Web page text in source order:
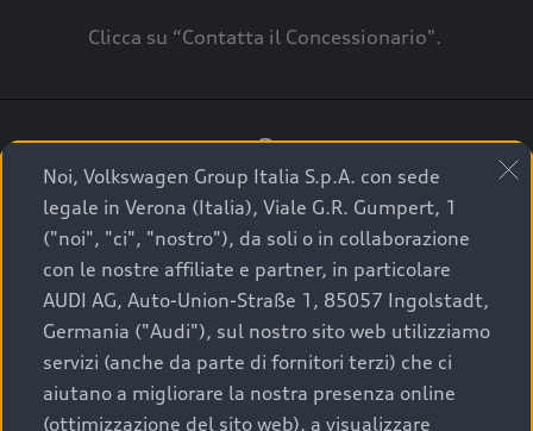
Clicca su “Contatta il Concessionario".
3
A breve verrai ricontattato dal Customer Care
Audi Center o direttamente dal Concessionario
che ti supporterà per finalizzare la tua richiesta.
La qualità di acquistare
Noi, Volkswagen Group Italia S.p.A. con sede
legale in Verona (Italia), Viale G.R. Gumpert, 1
("noi", "ci", "nostro"), da soli o in collaborazione
con le nostre affiliate e partner, in particolare
AUDI AG, Auto-Union-Straße 1, 85057 Ingolstadt,
Germania ("Audi"), sul nostro sito web utilizziamo
servizi (anche da parte di fornitori terzi) che ci
aiutano a migliorare la nostra presenza online
(ottimizzazione del sito web), a visualizzare